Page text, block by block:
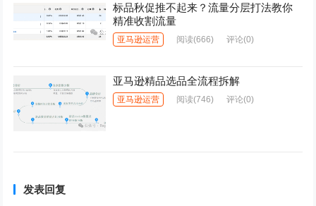
标品秋促推不起来？流量分层打法教你
精准收割流量
亚马逊运营 阅读(666) 评论(0)
亚马逊精品选品全流程拆解
亚马逊运营 阅读(746) 评论(0)
发表回复